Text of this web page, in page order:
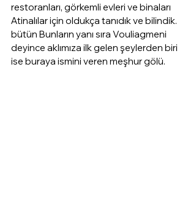
restoranları, görkemli evleri ve binaları
Atinalılar için oldukça tanıdık ve bilindik.
bütün Bunların yanı sıra Vouliagmeni
deyince aklımıza ilk gelen şeylerden biri
ise buraya ismini veren meşhur gölü.